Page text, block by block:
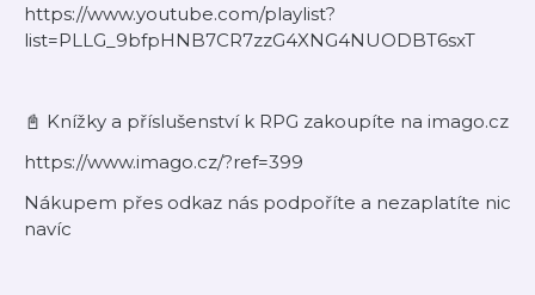
https://www.youtube.com/playlist?
list=PLLG_9bfpHNB7CR7zzG4XNG4NUODBT6sxT
📓 Knížky a příslušenství k RPG zakoupíte na imago.cz
https://www.imago.cz/?ref=399
Nákupem přes odkaz nás podpoříte a nezaplatíte nic
navíc